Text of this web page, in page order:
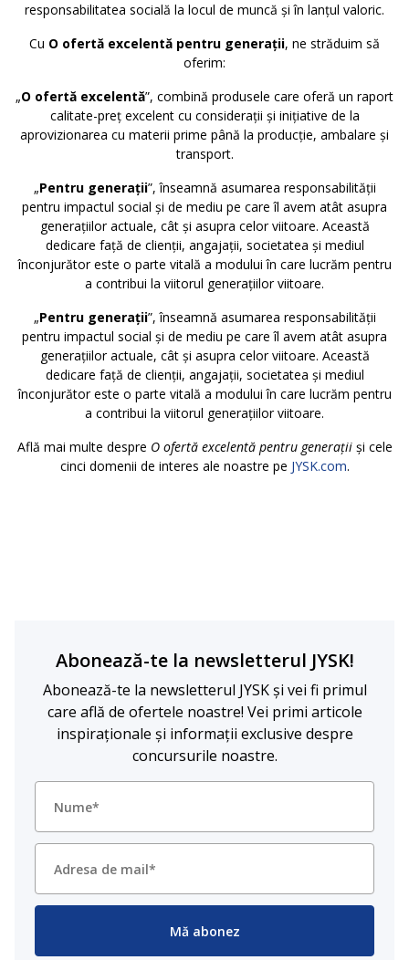
responsabilitatea socială la locul de muncă și în lanțul valoric.
Cu O ofertă excelentă pentru generații, ne străduim să
oferim:
„O ofertă excelentă”, combină produsele care oferă un raport
calitate-preț excelent cu considerații și inițiative de la
aprovizionarea cu materii prime până la producție, ambalare și
transport.
„Pentru generații”, înseamnă asumarea responsabilității
pentru impactul social și de mediu pe care îl avem atât asupra
generațiilor actuale, cât și asupra celor viitoare. Această
dedicare față de clienții, angajații, societatea și mediul
înconjurător este o parte vitală a modului în care lucrăm pentru
a contribui la viitorul generațiilor viitoare.
„Pentru generații”, înseamnă asumarea responsabilității
pentru impactul social și de mediu pe care îl avem atât asupra
generațiilor actuale, cât și asupra celor viitoare. Această
dedicare față de clienții, angajații, societatea și mediul
înconjurător este o parte vitală a modului în care lucrăm pentru
a contribui la viitorul generațiilor viitoare.
Află mai multe despre O ofertă excelentă pentru generațiiși cele
cinci domenii de interes ale noastre pe JYSK.com.
Abonează-te la newsletterul JYSK!
Abonează-te la newsletterul JYSK și vei fi primul
care află de ofertele noastre! Vei primi articole
inspiraționale și informații exclusive despre
concursurile noastre.
Mă abonez